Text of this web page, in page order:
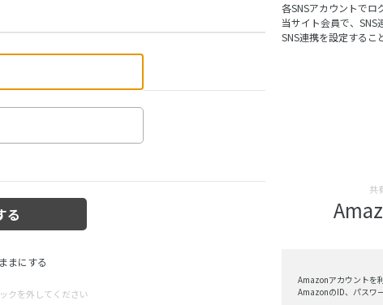
まにする
クを外してください
各SNSアカウントでロ
当サイト会員で、
SNS連携を設定するこ
共
Amazonアカウントを
AmazonのID、パスワ